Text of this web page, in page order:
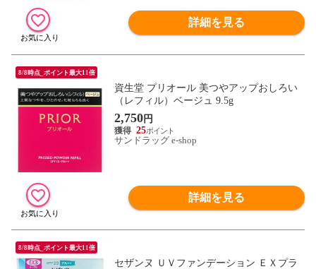
詳細を見る
8/8時点_ポイント最大11倍
資生堂 プリオール 美つやアップおしろい
（レフィル）ベージュ 9.5g
2,750円
25
サンドラッグ e-shop
詳細を見る
8/8時点_ポイント最大11倍
セザンヌ ＵＶファンデーション ＥＸプラ